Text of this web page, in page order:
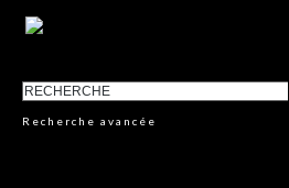
Recherche avancée